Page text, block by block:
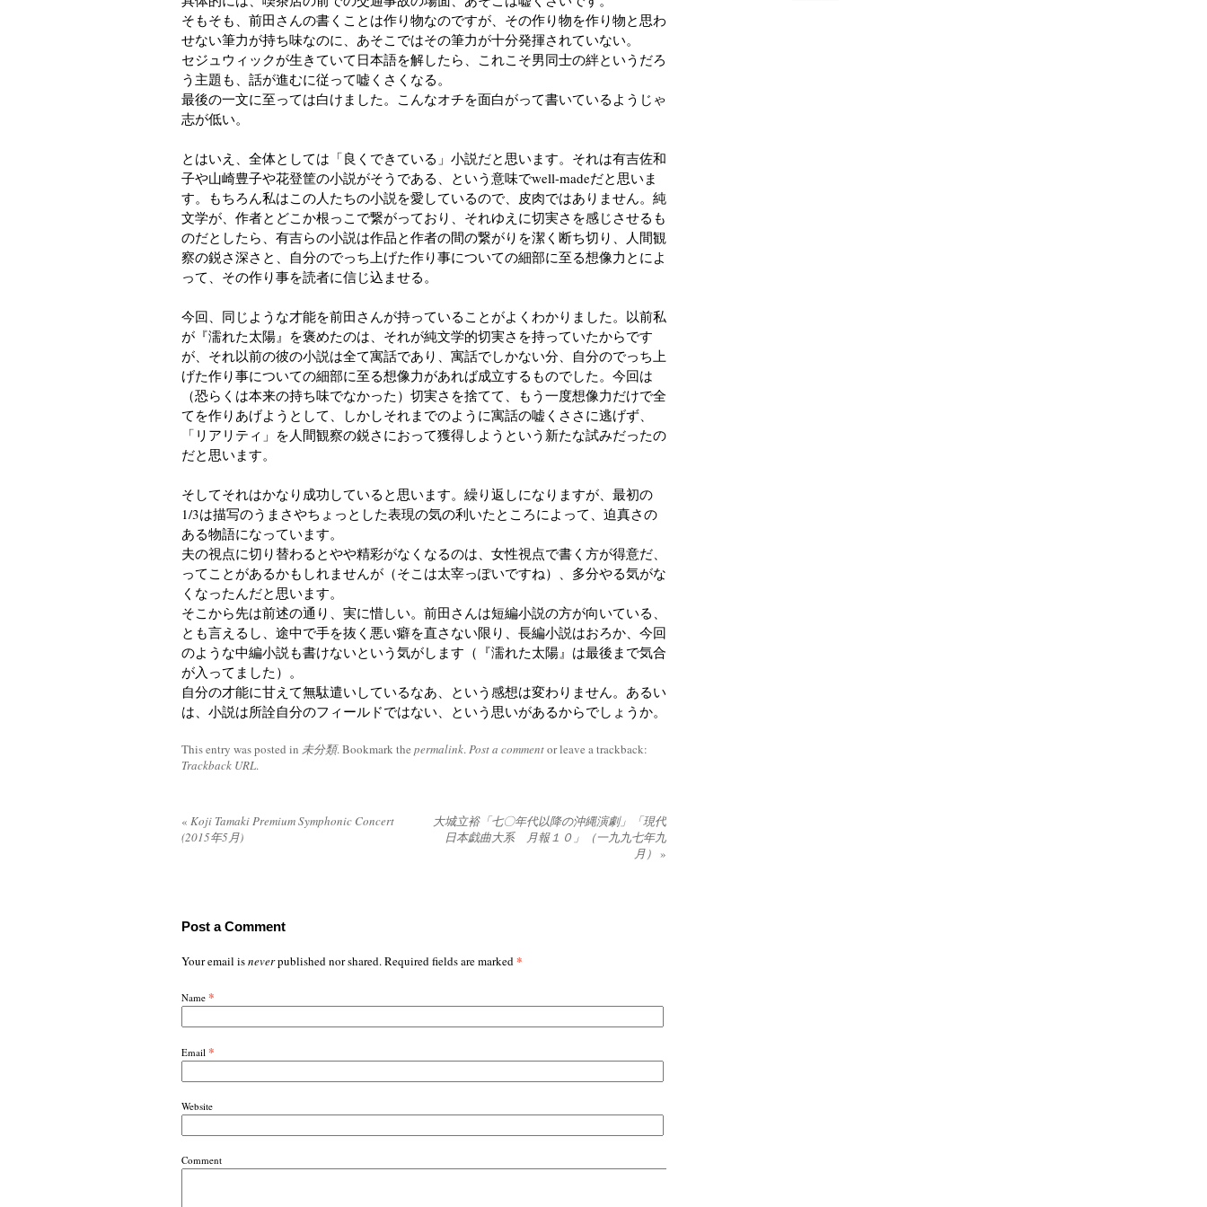
そもそも、前田さんの書くことは作り物なのですが、その作り物を作り物と思わ
せない筆力が持ち味なのに、あそこではその筆力が十分発揮されていない。
セジュウィックが生きていて日本語を解したら、これこそ男同士の絆というだろ
う主題も、話が進むに従って嘘くさくなる。
最後の一文に至っては白けました。こんなオチを面白がって書いているようじゃ
志が低い。
とはいえ、全体としては「良くできている」小説だと思います。それは有吉佐和
子や山崎豊子や花登筐の小説がそうである、という意味でwell-madeだと思いま
す。もちろん私はこの人たちの小説を愛しているので、皮肉ではありません。純
文学が、作者とどこか根っこで繋がっており、それゆえに切実さを感じさせるも
のだとしたら、有吉らの小説は作品と作者の間の繋がりを潔く断ち切り、人間観
察の鋭さ深さと、自分のでっち上げた作り事についての細部に至る想像力とによ
って、その作り事を読者に信じ込ませる。
今回、同じような才能を前田さんが持っていることがよくわかりました。以前私
が『濡れた太陽』を褒めたのは、それが純文学的切実さを持っていたからです
が、それ以前の彼の小説は全て寓話であり、寓話でしかない分、自分のでっち上
げた作り事についての細部に至る想像力があれば成立するものでした。今回は
（恐らくは本来の持ち味でなかった）切実さを捨てて、もう一度想像力だけで全
てを作りあげようとして、しかしそれまでのように寓話の嘘くささに逃げず、
「リアリティ」を人間観察の鋭さにおって獲得しようという新たな試みだったの
だと思います。
そしてそれはかなり成功していると思います。繰り返しになりますが、最初の
1/3は描写のうまさやちょっとした表現の気の利いたところによって、迫真さの
ある物語になっています。
夫の視点に切り替わるとやや精彩がなくなるのは、女性視点で書く方が得意だ、
ってことがあるかもしれませんが（そこは太宰っぽいですね）、多分やる気がな
くなったんだと思います。
そこから先は前述の通り、実に惜しい。前田さんは短編小説の方が向いている、
とも言えるし、途中で手を抜く悪い癖を直さない限り、長編小説はおろか、今回
のような中編小説も書けないという気がします（『濡れた太陽』は最後まで気合
が入ってました）。
自分の才能に甘えて無駄遣いしているなあ、という感想は変わりません。あるい
は、小説は所詮自分のフィールドではない、という思いがあるからでしょうか。
This entry was posted in 未分類. Bookmark the permalink.Post a commentor leave a trackback:
Trackback URL.
« Koji Tamaki Premium Symphonic Concert
(2015年5月)
大城立裕「七〇年代以降の沖縄演劇」「現代
日本戯曲大系 月報１０」（一九九七年九
月） »
Post a Comment
Your email isneverpublished nor shared. Required fields are marked*
Name *
Email *
Website
Comment